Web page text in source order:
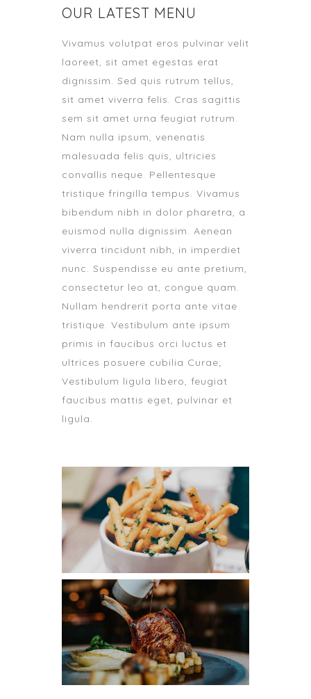
OUR LATEST MENU
Vivamus volutpat eros pulvinar velit
laoreet, sit amet egestas erat
dignissim. Sed quis rutrum tellus,
sit amet viverra felis. Cras sagittis
sem sit amet urna feugiat rutrum.
Nam nulla ipsum, venenatis
malesuada felis quis, ultricies
convallis neque. Pellentesque
tristique fringilla tempus. Vivamus
bibendum nibh in dolor pharetra, a
euismod nulla dignissim. Aenean
viverra tincidunt nibh, in imperdiet
nunc. Suspendisse eu ante pretium,
consectetur leo at, congue quam.
Nullam hendrerit porta ante vitae
tristique. Vestibulum ante ipsum
primis in faucibus orci luctus et
ultrices posuere cubilia Curae;
Vestibulum ligula libero, feugiat
faucibus mattis eget, pulvinar et
ligula.